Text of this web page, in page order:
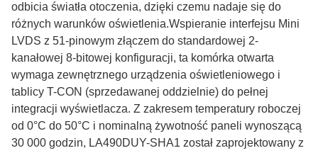
odbicia światła otoczenia, dzięki czemu nadaje się do
różnych warunków oświetlenia.Wspieranie interfejsu Mini
LVDS z 51-pinowym złączem do standardowej 2-
kanałowej 8-bitowej konfiguracji, ta komórka otwarta
wymaga zewnętrznego urządzenia oświetleniowego i
tablicy T-CON (sprzedawanej oddzielnie) do pełnej
integracji wyświetlacza. Z zakresem temperatury roboczej
od 0°C do 50°C i nominalną żywotność paneli wynoszącą
30 000 godzin, LA490DUY-SHA1 został zaprojektowany z